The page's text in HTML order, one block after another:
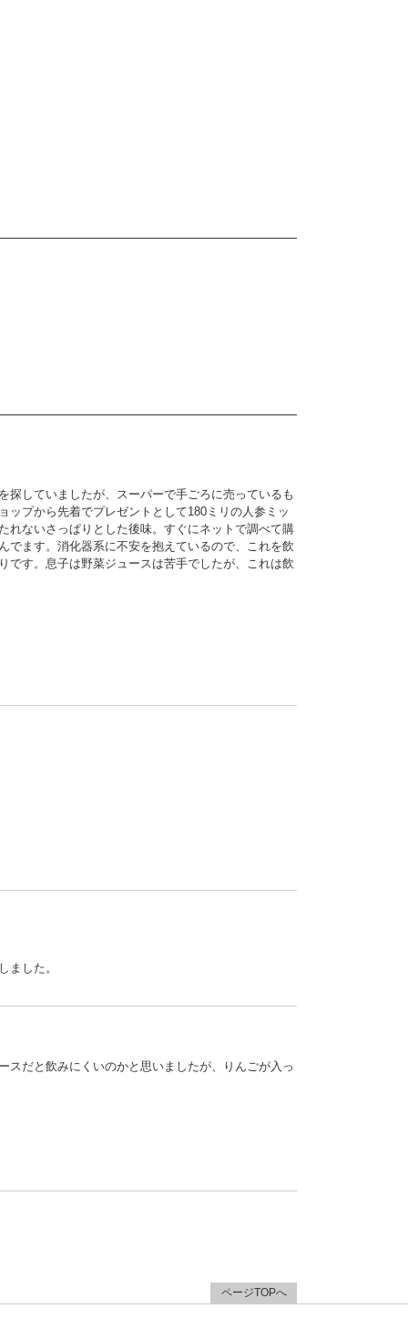
していましたが、スーパーで手ごろに売っているも
プから先着でプレゼントとして180ミリの人参ミッ
れないさっぱりとした後味。すぐにネットで調べて購
でます。消化器系に不安を抱えているので、これを飲
です。息子は野菜ジュースは苦手でしたが、これは飲
ました。
だと飲みにくいのかと思いましたが、りんごが入っ
ページTOPへ